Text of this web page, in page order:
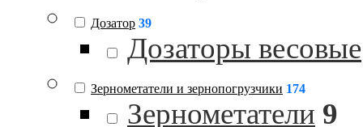
Дозатор 39
Дозаторы весовые
Зернометатели и зернопогрузчики 174
Зернометатели 9